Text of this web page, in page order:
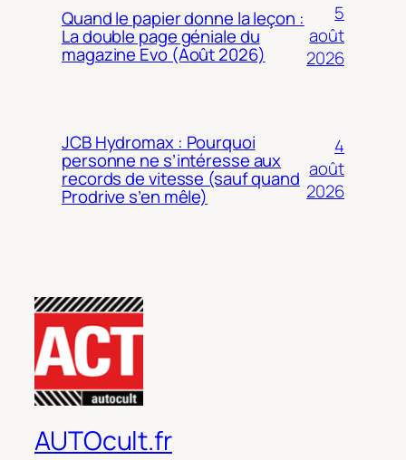
Quand le papier donne la leçon :
La double page géniale du
magazine Evo (Août 2026)
5
août
2026
JCB Hydromax : Pourquoi
personne ne s’intéresse aux
records de vitesse (sauf quand
Prodrive s’en mêle)
4
août
2026
AUTOcult.fr